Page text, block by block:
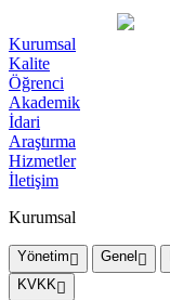
Kurumsal
Kalite
Öğrenci
Akademik
İdari
Araştırma
Hizmetler
İletişim
Kurumsal
Yönetim Genel
KVKK